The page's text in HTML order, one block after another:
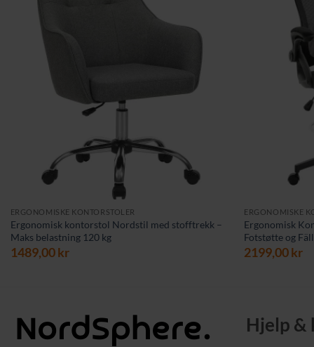
ERGONOMISKE KONTORSTOLER
Ergonomisk kontorstol Nordstil med stofftrekk –
Maks belastning 120 kg
1489,00kr
ERGONOMISKE
Ergonomisk
Fotstøtte og
2199,00kr
Hjelp &